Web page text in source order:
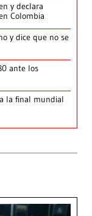
y declara
Colombia
y dice que no se
ante los
la final mundial